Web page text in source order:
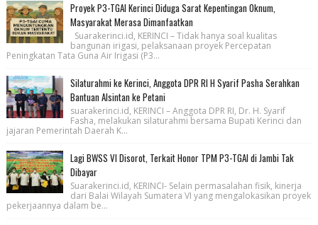
Proyek P3-TGAI Kerinci Diduga Sarat Kepentingan Oknum,
Masyarakat Merasa Dimanfaatkan
Suarakerinci.id, KERINCI – Tidak hanya soal kualitas
bangunan irigasi, pelaksanaan proyek Percepatan
Peningkatan Tata Guna Air Irigasi (P3...
Silaturahmi ke Kerinci, Anggota DPR RI H Syarif Pasha Serahkan
Bantuan Alsintan ke Petani
suarakerinci.id, KERINCI – Anggota DPR RI, Dr. H. Syarif
Fasha, melakukan silaturahmi bersama Bupati Kerinci dan
jajaran Pemerintah Daerah K...
Lagi BWSS VI Disorot, Terkait Honor TPM P3-TGAI di Jambi Tak
Dibayar
Suarakerinci.id, KERINCI- Selain permasalahan fisik, kinerja
dari Balai Wilayah Sumatera VI yang mengalokasikan proyek
pekerjaannya dalam be...